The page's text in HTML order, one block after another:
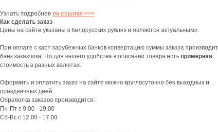
Узнать подробнее по ссылке >>>
Как сделать заказ
Цены на сайте указаны в белорусских рублях и являются актуальными.
При оплате с карт зарубежных банков конвертацию суммы заказа производит
банк заказчика. Но для вашего удобства в описании товара есть примерная
стоимость в разных валютах.
Оформить и оплатить заказ на сайте можно круглосуточно без выходных и
праздничных дней.
Обработка заказов производится:
Пн-Пт с 9.00 - 19.00
Сб-Вс с 12.00 - 17.00